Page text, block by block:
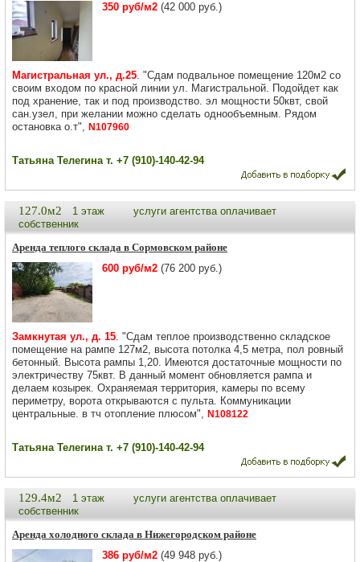
350 руб/м2 (42 000 руб.)
Магистральная ул., д.25. "Сдам подвальное помещение 120м2 со
своим входом по красной линии ул. Магистральной. Подойдет как
под хранение, так и под производство. эл мощности 50квт, свой
сан.узел, при желании можно сделать однообъемным. Рядом
остановка о.т", N107960
Татьяна Телегина т. +7 (910)-140-42-94
127.0м2 1 этаж
услуги агентства оплачивает
собственник
Аренда теплого склада в Сормовском районе
600 руб/м2 (76 200 руб.)
Замкнутая ул., д. 15. "Сдам теплое производственно складское
помещение на рампе 127м2, высота потолка 4,5 метра, пол ровный
бетонный. Высота рампы 1,20. Имеются достаточные мощности по
электричеству 75квт. В данный момент обновляется рампа и
делаем козырек. Охраняемая территория, камеры по всему
периметру, ворота открываются с пульта. Коммуникации
центральные. в тч отопление плюсом", N108122
Татьяна Телегина т. +7 (910)-140-42-94
129.4м2 1 этаж
услуги агентства оплачивает
собственник
Аренда холодного склада в Нижегородском районе
386 руб/м2 (49 948 руб.)